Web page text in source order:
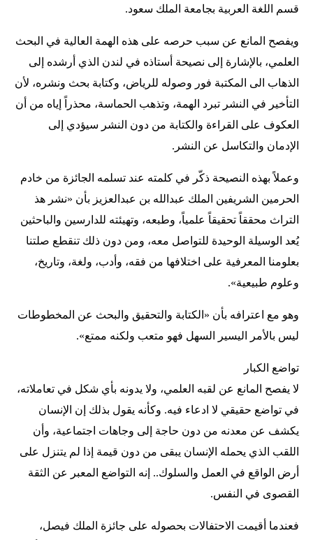
قسم اللغة العربية بجامعة الملك سعود.
ويفصح المانع عن سبب حرصه على هذه الهمة العالية في البحث
العلمي، بالإشارة إلى نصيحة أستاذه في لندن الذي أرشده إلى
الذهاب الى المكتبة فور وصوله للرياض، وكتابة بحث ونشره، لأن
التأخير في النشر تبرد الهمة، وتذهب الحماسة، محذراً إياه من أن
العكوف على القراءة والكتابة من دون النشر سيؤدي إلى
الإدمان والتكاسل عن النشر.
وعملاً بهذه النصيحة ذكّر في كلمته عند تسلمه الجائزة من خادم
الحرمين الشريفين الملك عبدالله بن عبدالعزيز بأن «نشر هذ
التراث محققاً تحقيقاً علمياً، وطبعه، وتهيئته للدارسين والباحثين
يُعد الوسيلة الوحيدة للتواصل معه، ومن دون ذلك تنقطع صلتنا
بعلومنا المعرفية على اختلافها من فقه، وأدب، ولغة، وتاريخ،
وعلوم طبيعية».
وهو مع اعترافه بأن «الكتابة والتحقيق والبحث عن المخطوطات
ليس بالأمر اليسير السهل فهو متعب ولكنه ممتع».
تواضع الكبار
لا يفصح المانع عن لقبه العلمي، ولا يدونه بأي شكل في تعاملاته،
في تواضع حقيقي لا ادعاء فيه. وكأنه يقول بذلك إن الإنسان
يكشف عن معدنه من دون حاجة إلى وجاهات اجتماعية، وأن
اللقب الذي يحمله الإنسان يبقى من دون قيمة إذا لم يتنزل على
أرض الواقع في العمل والسلوك.. إنه التواضع المعبر عن الثقة
القصوى في النفس.
فعندما أقيمت الاحتفالات بحصوله على جائزة الملك فيصل،